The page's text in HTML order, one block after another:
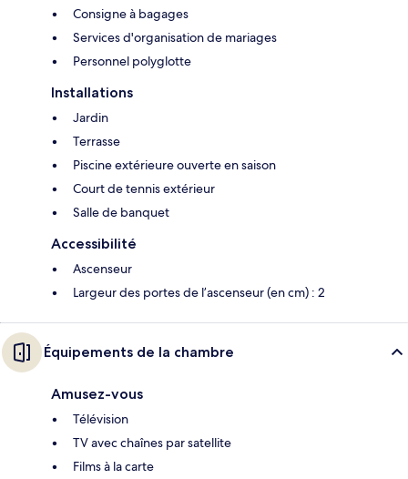
Consigne à bagages
Services d'organisation de mariages
Personnel polyglotte
Installations
Jardin
Terrasse
Piscine extérieure ouverte en saison
Court de tennis extérieur
Salle de banquet
Accessibilité
Ascenseur
Largeur des portes de l’ascenseur (en cm) : 2
Équipements de la chambre
Amusez-vous
Télévision
TV avec chaînes par satellite
Films à la carte